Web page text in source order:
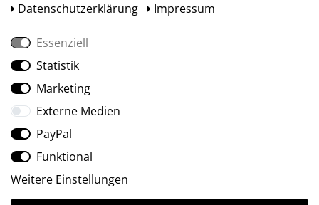
Social Media
Daten­schutz­erklärung
Impressum
Essenziell
Statistik
Marketing
Externe Medien
PayPal
Funktional
Weitere Einstellungen